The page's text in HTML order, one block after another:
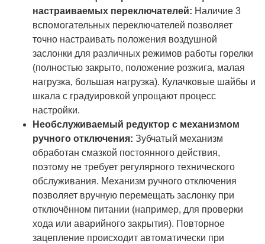
настраиваемых переключателей: Наличие 3
вспомогательных переключателей позволяет
точно настраивать положения воздушной
заслонки для различных режимов работы горелки
(полностью закрыто, положение розжига, малая
нагрузка, большая нагрузка). Кулачковые шайбы и
шкала с градуировкой упрощают процесс
настройки.
Необслуживаемый редуктор с механизмом
ручного отключения: Зубчатый механизм
обработан смазкой постоянного действия,
поэтому не требует регулярного технического
обслуживания. Механизм ручного отключения
позволяет вручную перемещать заслонку при
отключённом питании (например, для проверки
хода или аварийного закрытия). Повторное
зацепление происходит автоматически при